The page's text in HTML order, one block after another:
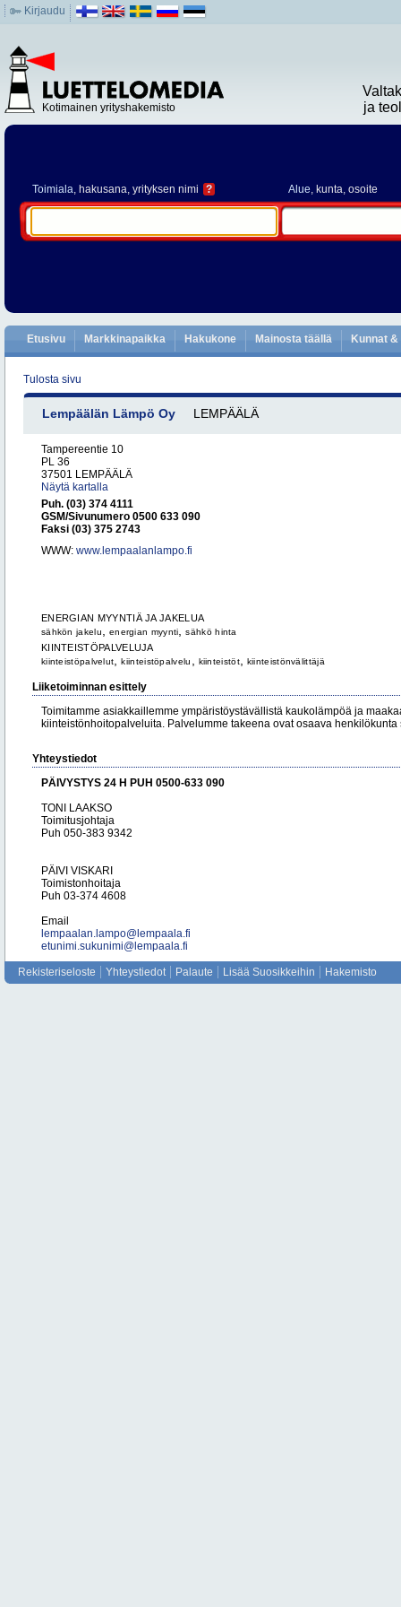
Kirjaudu
Kotimainen yrityshakemisto
ja
Toimiala, hakusana, yrityksen nimi ? Alue, kunta, osoite
Etusivu Markkinapaikka Hakukone Mainosta täällä Kunnat
Tulosta sivu
Lempäälän Lämpö Oy LEMPÄÄLÄ
Tampereentie 10
PL 36
37501 LEMPÄÄLÄ
Näytä kartalla
Puh. (03) 374 4111
GSM/Sivunumero 0500 633 090
Faksi (03) 375 2743
WWW: www.lempaalanlampo.fi
ENERGIAN MYYNTIÄ JA JAKELUA
sähkön jakelu energian myynti ,sähkö hinta
KIINTEISTÖPALVELUJA
kiinteistöpalvelut ,kiinteistöpalvelu kiinteistöt, kiinteistönvälittäjä
Liiketoiminnan esittely
Toimitamme asiakkaillemme ympäristöystävällistä kaukolämpöä ja
kiinteistönhoitopalveluita. Palvelumme takeena ovat osaava
Yhteystiedot
PÄIVYSTYS 24 H PUH 0500-633 090
TONI LAAKSO
Toimitusjohtaja
Puh 050-383 9342
PÄIVI VISKARI
Toimistonhoitaja
Puh 03-374 4608
Email
lempaalan.lampo@lempaala.fi
etunimi.sukunimi@lempaala.fi
Rekisteriseloste Yhteystiedot Palaute Lisää Suosikkeihin Hakemisto